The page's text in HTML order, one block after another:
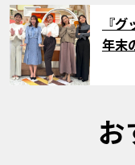
サムネ
『
年末
お